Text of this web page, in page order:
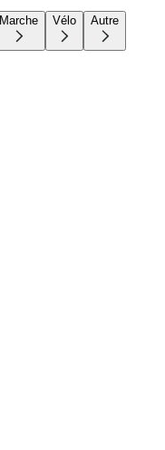
Marche Vélo Autre